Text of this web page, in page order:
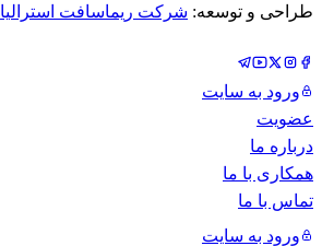
طراحی و توسعه: شرکت ریماسافت استرالیا
ورود به سایت
عضویت
درباره ما
همکاری با ما
تماس با ما
ورود به سایت